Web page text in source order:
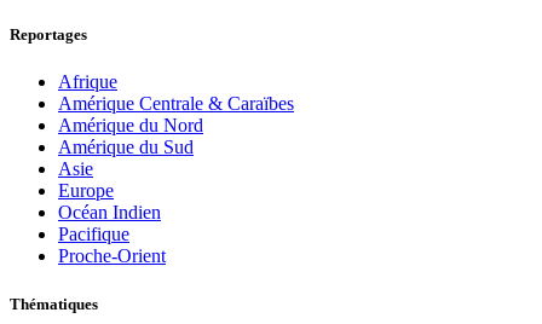
Reportages
Afrique
Amérique Centrale & Caraïbes
Amérique du Nord
Amérique du Sud
Asie
Europe
Océan Indien
Pacifique
Proche-Orient
Thématiques